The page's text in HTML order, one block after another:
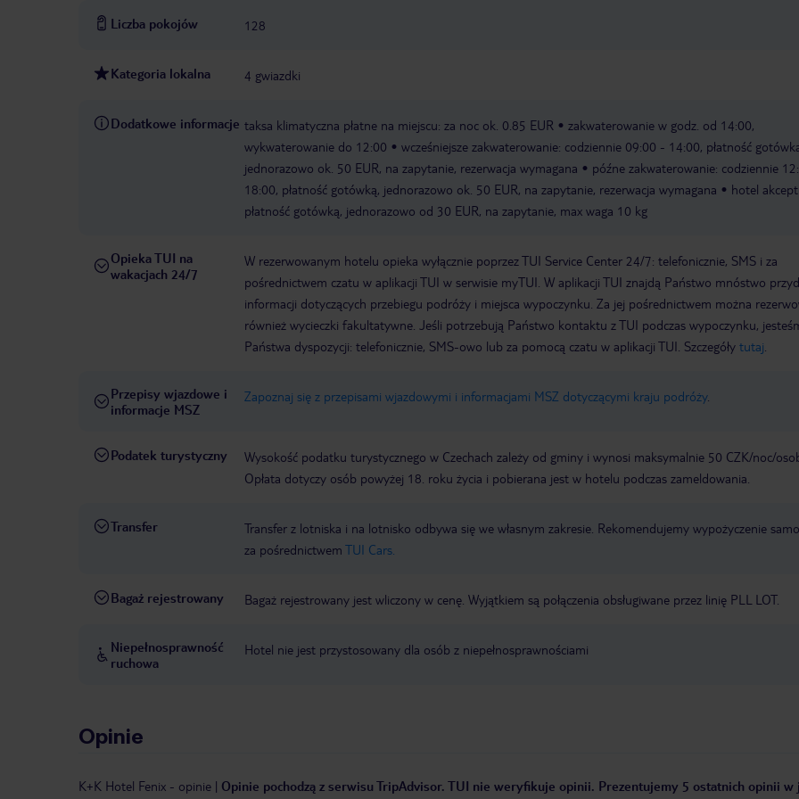
Liczba pokojów 128
Kategoria lokalna 4 gwiazdki
Dodatkowe informacje taksa klimatyczna płatne na miejscu: za noc ok. 0.85 EUR
zakwaterowanie w godz. od 14:00,
wykwaterowanie do 12:00
wcześniejsze zakwaterowanie: codziennie 09:00 - 14:00, płatność
jednorazowo ok. 50 EUR, na zapytanie, rezerwacja wymagana
późne zakwaterowanie: codziennie
18:00, płatność gotówką, jednorazowo ok. 50 EUR, na zapytanie, rezerwacja wymagana
hotel
płatność gotówką, jednorazowo od 30 EUR, na zapytanie, max waga 10 kg
Opieka TUI na
wakacjach 24/7
W rezerwowanym hotelu opieka wyłącznie poprzez TUI Service Center 24/7: telefonicznie, SMS i za
pośrednictwem czatu w aplikacji TUI w serwisie myTUI. W aplikacji TUI znajdą Państwo mnóstwo
informacji dotyczących przebiegu podróży i miejsca wypoczynku. Za jej pośrednictwem można
również wycieczki fakultatywne. Jeśli potrzebują Państwo kontaktu z TUI podczas wypoczynku,
Państwa dyspozycji: telefonicznie, SMS-owo lub za pomocą czatu w aplikacji TUI. Szczegóły tutaj
Przepisy wjazdowe i
informacje MSZ
Zapoznaj się z przepisami wjazdowymi i informacjami MSZ dotyczącymi kraju podróży.
Podatek turystyczny
Wysokość podatku turystycznego w Czechach zależy od gminy i wynosi maksymalnie 50 CZK/noc/
Opłata dotyczy osób powyżej 18. roku życia i pobierana jest w hotelu podczas zameldowania.
Transfer
Transfer z lotniska i na lotnisko odbywa się we własnym zakresie. Rekomendujemy wypożyczenie
za pośrednictwem TUI Cars.
Bagaż rejestrowany Bagaż rejestrowany jest wliczony w cenę. Wyjątkiem są połączenia obsługiwane przez linię PLL LOT.
Niepełnosprawność
ruchowa
Hotel nie jest przystosowany dla osób z niepełnosprawnościami
Opinie
K+K Hotel Fenix - opinie | Opinie pochodzą z serwisu TripAdvisor. TUI nie weryfikuje opinii. Prezentujemy 5 ostatnich opinii w